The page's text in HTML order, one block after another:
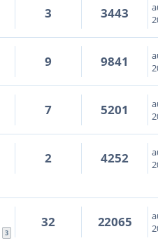
3 3443
9 9841
7 5201
2 4252
3
32 22065